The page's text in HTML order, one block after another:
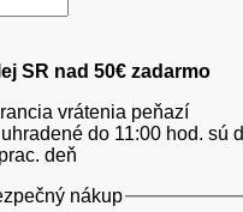
SR nad 50€ zadarmo
vrátenia peňazí
do 11:00 hod. sú
deň
nákup